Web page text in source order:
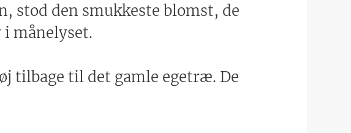
stod den smukkeste blomst, de
i månelyset.
tilbage til det gamle egetræ. De